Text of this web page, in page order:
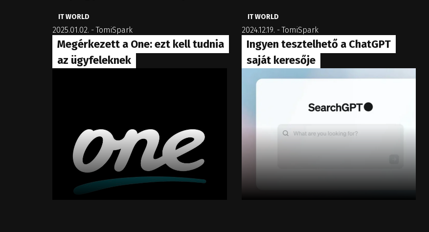
IT WORLD
2025.01.02. -TomiSpark
Megérkezett a One: ezt kell tudnia
az ügyfeleknek
IT WORLD
2024.12.19. -TomiSpark
Ingyen tesztelhető a ChatGPT
saját keresője